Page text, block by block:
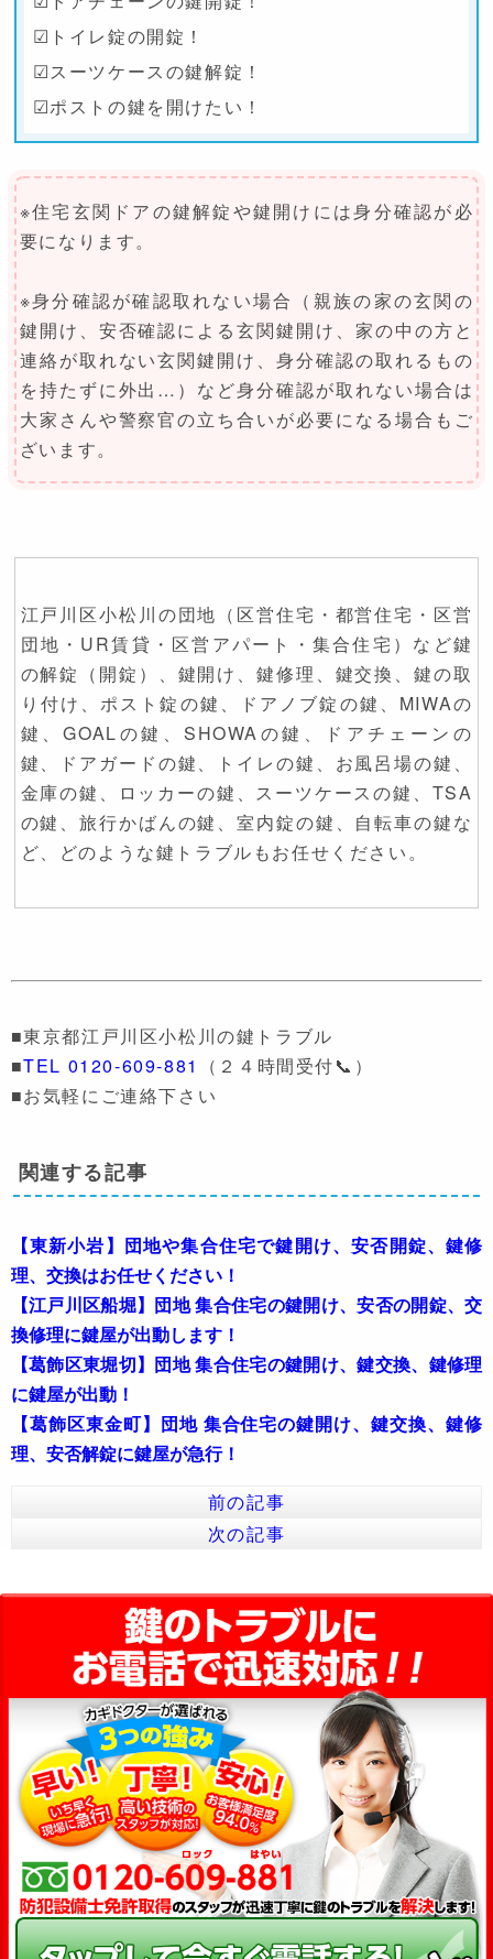
☑トイレ錠の開錠！
☑スーツケースの鍵解錠！
☑ポストの鍵を開けたい！
※住宅玄関ドアの鍵解錠や鍵開けには身分確認が必
要になります。
※身分確認が確認取れない場合（親族の家の玄関の
鍵開け、安否確認による玄関鍵開け、家の中の方と
連絡が取れない玄関鍵開け、身分確認の取れるもの
を持たずに外出…）など身分確認が取れない場合は
大家さんや警察官の立ち合いが必要になる場合もご
ざいます。
江戸川区小松川の団地（区営住宅・都営住宅・区営
団地・UR賃貸・区営アパート・集合住宅）など鍵
の解錠（開錠）、鍵開け、鍵修理、鍵交換、鍵の取
り付け、ポスト錠の鍵、ドアノブ錠の鍵、MIWAの
鍵、GOALの鍵、SHOWAの鍵、ドアチェーンの
鍵、ドアガードの鍵、トイレの鍵、お風呂場の鍵、
金庫の鍵、ロッカーの鍵、スーツケースの鍵、TSA
の鍵、旅行かばんの鍵、室内錠の鍵、自転車の鍵な
ど、どのような鍵トラブルもお任せください。
■東京都江戸川区小松川の鍵トラブル
■TEL 0120-609-881
（２４時間受付📞）
■お気軽にご連絡下さい
関連する記事
【東新小岩】団地や集合住宅で鍵開け、安否開錠、鍵修
理、交換はお任せください！
【江戸川区船堀】団地 集合住宅の鍵開け、安否の開錠、交
換修理に鍵屋が出動します！
【葛飾区東堀切】団地 集合住宅の鍵開け、鍵交換、鍵修理
に鍵屋が出動！
【葛飾区東金町】団地 集合住宅の鍵開け、鍵交換、鍵修
理、安否解錠に鍵屋が急行！
前の記事
次の記事